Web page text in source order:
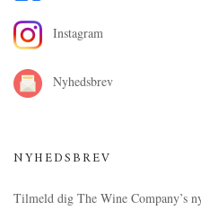
Instagram
Nyhedsbrev
NYHEDSBREV
Tilmeld dig The Wine Company’s